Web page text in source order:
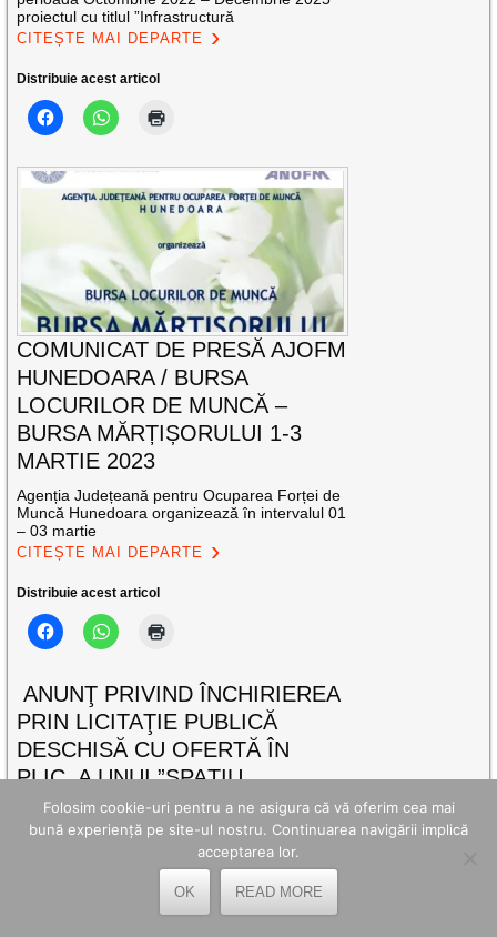
proiectul cu titlul ”Infrastructură
CITEȘTE MAI DEPARTE
Distribuie acest articol
COMUNICAT DE PRESĂ AJOFM
HUNEDOARA / BURSA
LOCURILOR DE MUNCĂ –
BURSA MĂRȚIȘORULUI 1-3
MARTIE 2023
Agenția Județeană pentru Ocuparea Forței de
Muncă Hunedoara organizează în intervalul 01
– 03 martie
CITEȘTE MAI DEPARTE
Distribuie acest articol
ANUNŢ PRIVIND ÎNCHIRIEREA
PRIN LICITAŢIE PUBLICĂ
DESCHISĂ CU OFERTĂ ÎN
PLIC, A UNUI ”SPAȚIU
PRESTĂRI SERVICII”
ANUNŢ privind închirierea prin licitaţie publică
deschisă cu ofertă în plic, a unui ” spațiu
Folosim cookie-uri pentru a ne asigura că vă oferim cea mai
bună experiență pe site-ul nostru. Continuarea navigării implică
acceptarea lor.
OK READ MORE